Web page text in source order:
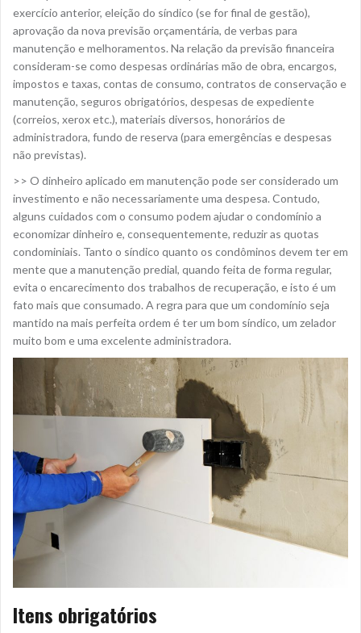
exercício anterior, eleição do síndico (se for final de gestão),
aprovação da nova previsão orçamentária, de verbas para
manutenção e melhoramentos. Na relação da previsão financeira
consideram-se como despesas ordinárias mão de obra, encargos,
impostos e taxas, contas de consumo, contratos de conservação e
manutenção, seguros obrigatórios, despesas de expediente
(correios, xerox etc.), materiais diversos, honorários de
administradora, fundo de reserva (para emergências e despesas
não previstas).
>> O dinheiro aplicado em manutenção pode ser considerado um
investimento e não necessariamente uma despesa. Contudo,
alguns cuidados com o consumo podem ajudar o condomínio a
economizar dinheiro e, consequentemente, reduzir as quotas
condominiais. Tanto o síndico quanto os condôminos devem ter em
mente que a manutenção predial, quando feita de forma regular,
evita o encarecimento dos trabalhos de recuperação, e isto é um
fato mais que consumado. A regra para que um condomínio seja
mantido na mais perfeita ordem é ter um bom síndico, um zelador
muito bom e uma excelente administradora.
Itens obrigatórios